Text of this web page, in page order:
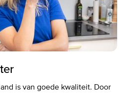
is van goede kwaliteit. Door